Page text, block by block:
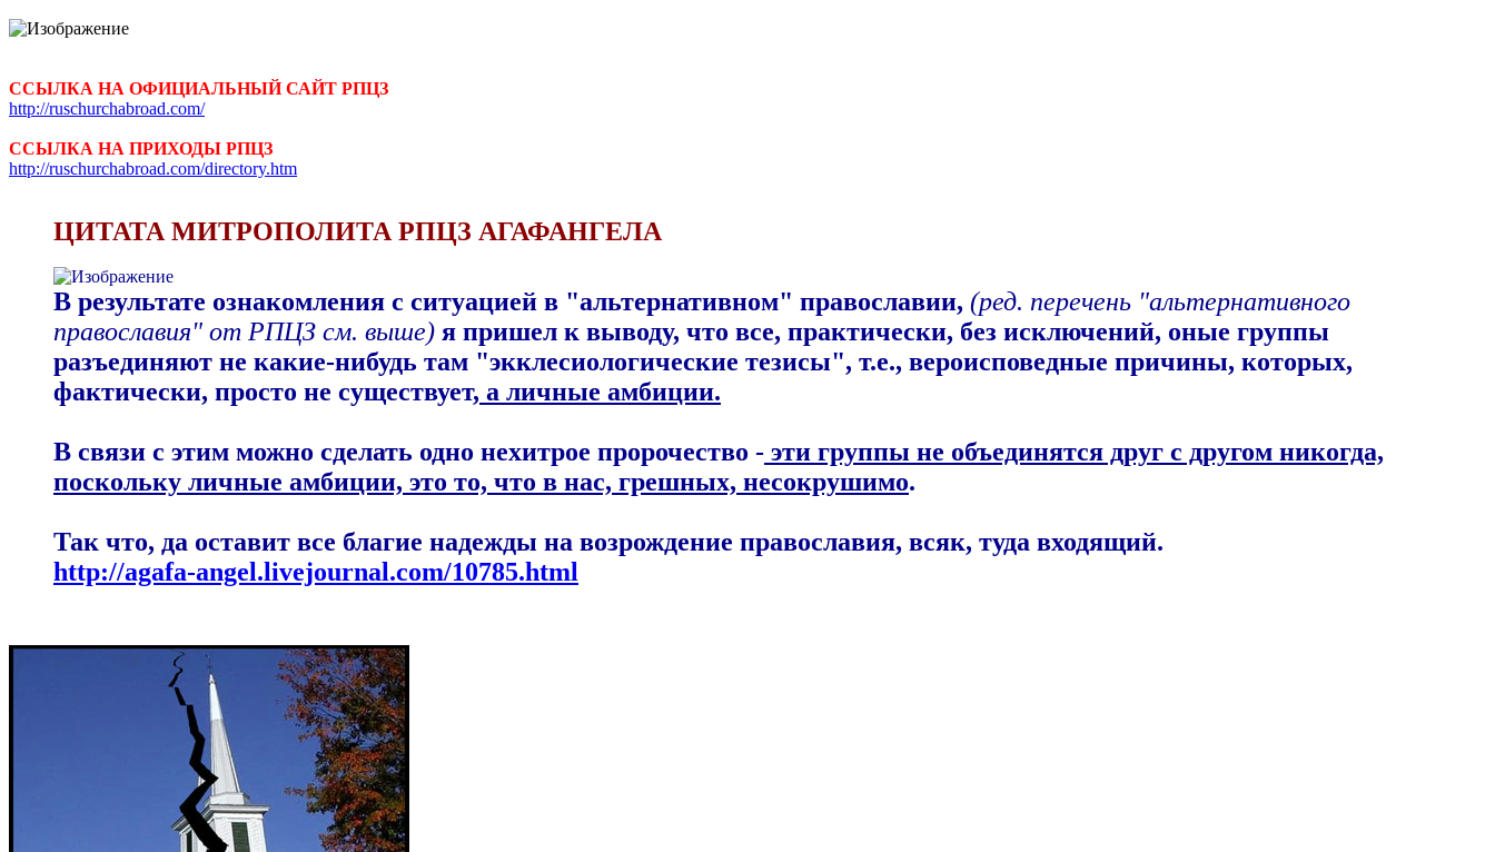
ССЫЛКА НА ОФИЦИАЛЬНЫЙ САЙТ РПЦЗ
http://ruschurchabroad.com/
ССЫЛКА НА ПРИХОДЫ РПЦЗ
http://ruschurchabroad.com/directory.htm
ЦИТАТА МИТРОПОЛИТА РПЦЗ АГАФАНГЕЛА
В результате ознакомления с ситуацией в "альтернативном" православии, (ред. перечень "альтернативного
православия" от РПЦЗ см. выше) я пришел к выводу, что все, практически, без исключений, оные группы
разъединяют не какие-нибудь там "экклесиологические тезисы", т.е., вероисповедные причины, которых,
фактически, просто не существует, а личные амбиции.
В связи с этим можно сделать одно нехитрое пророчество - эти группы не объединятся друг с другом никогда,
поскольку личные амбиции, это то, что в нас, грешных, несокрушимо.
Так что, да оставит все благие надежды на возрождение православия, всяк, туда входящий.
http://agafa-angel.livejournal.com/10785.html